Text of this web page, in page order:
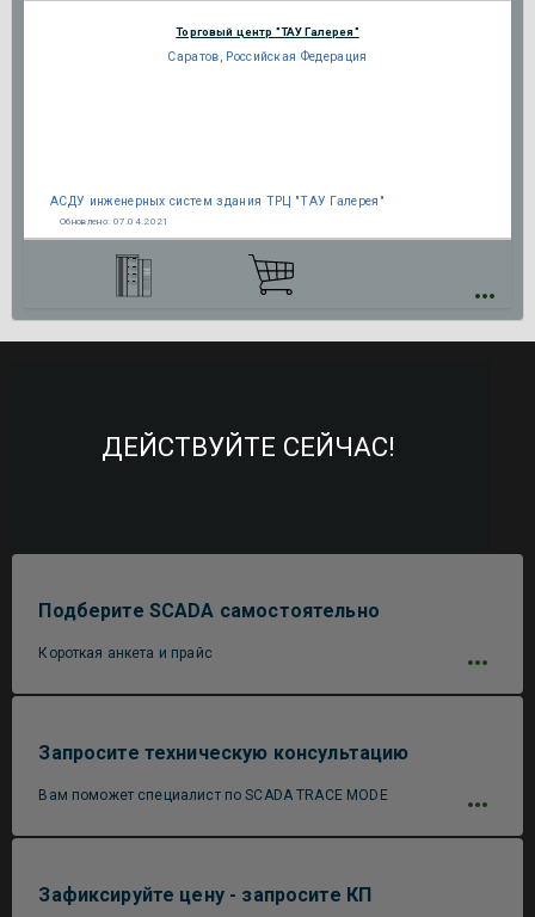
Торговый центр "ТАУ Галерея"
Саратов, Российская Федерация
АСДУ инженерных систем здания ТРЦ "ТАУ Галерея"
Обновлено: 07.04.2021
ДЕЙСТВУЙТЕ СЕЙЧАС!
Подберите SCADA самостоятельно
Короткая анкета и прайс
Запросите техническую консультацию
Вам поможет специалист по SCADA TRACE MODE
Зафиксируйте цену - запросите КП